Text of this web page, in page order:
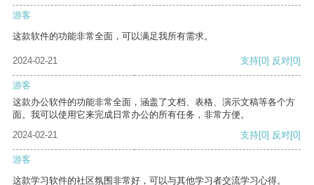
游客
这款软件的功能非常全面，可以满足我所有需求。
2024-02-21 支持[0] 反对[0]
游客
这款办公软件的功能非常全面，涵盖了文档、表格、演示文稿等各个方
面。我可以使用它来完成日常办公的所有任务，非常方便。
2024-02-21
支持[0] 反对[0]
游客
这款学习软件的社区氛围非常好，可以与其他学习者交流学习心得。